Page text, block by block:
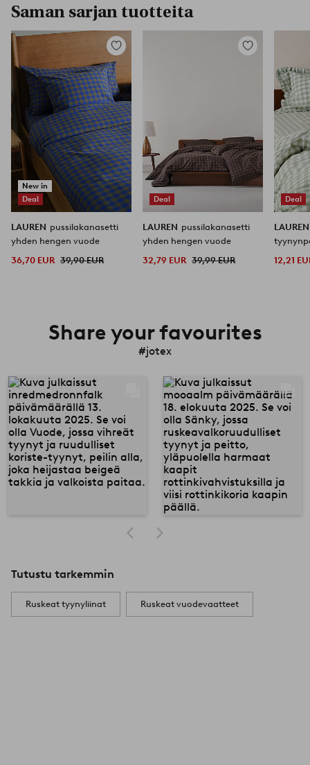
Saman sarjan tuotteita
New in
Deal
Lisää
suosikkeihin
LAUREN pussilakanasetti
yhden hengen vuode
36,70 EUR 39,90 EUR
Deal
Lisää
LAUREN pussilakanasetti
yhden hengen vuode
32,79 EUR 39,99 EUR
Deal
12,21
Share your favourites
#jotex
Tutustu tarkemmin
Ruskeat tyynyliinat Ruskeat vuodevaatteet